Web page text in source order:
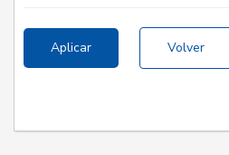
Aplicar Volver